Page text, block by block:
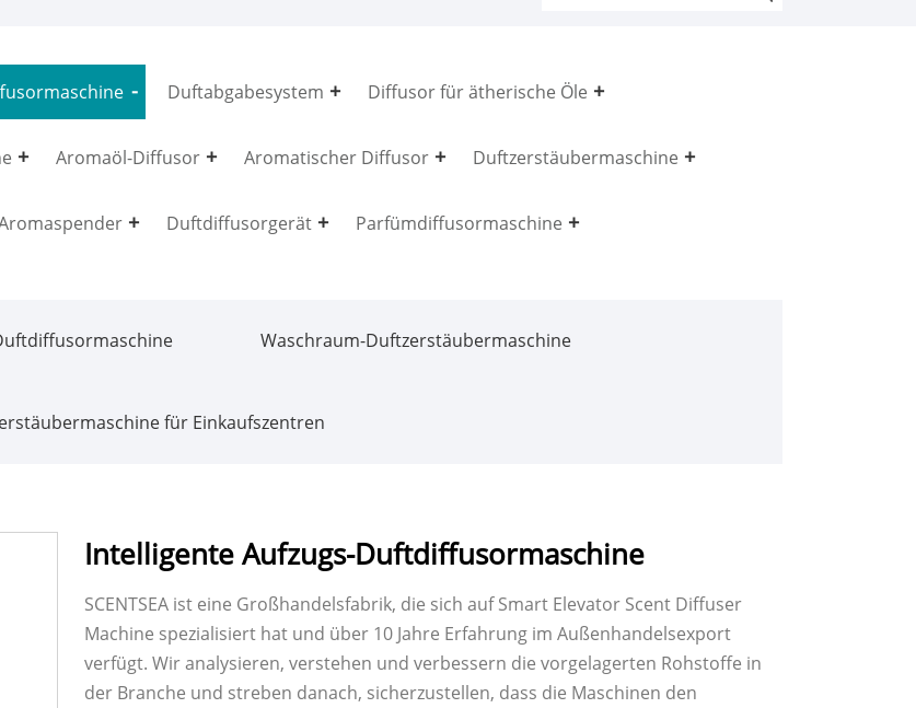
Duftabgabesystem Diffusor für ätherische Öle
Aromaöl-Diffusor Aromatischer Diffusor Duftzerstäubermaschine
Duftdiffusorgerät Parfümdiffusormaschine
Waschraum-Duftzerstäubermaschine
für Einkaufszentren
Intelligente Aufzugs-Duftdiffusormaschine
SCENTSEA ist eine Großhandelsfabrik, die sich auf Smart Elevator Scent Diffuser
Machine spezialisiert hat und über 10 Jahre Erfahrung im Außenhandelsexport
verfügt. Wir analysieren, verstehen und verbessern die vorgelagerten Rohstoffe in
der Branche und streben danach, sicherzustellen, dass die Maschinen den